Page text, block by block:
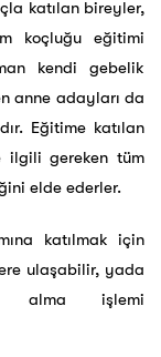
katılan bireyler,
koçluğu eğitimi
kendi gebelik
anne adayları da
Eğitime katılan
ilgili gereken tüm
elde ederler.
katılmak için
ulaşabilir, yada
alma işlemi